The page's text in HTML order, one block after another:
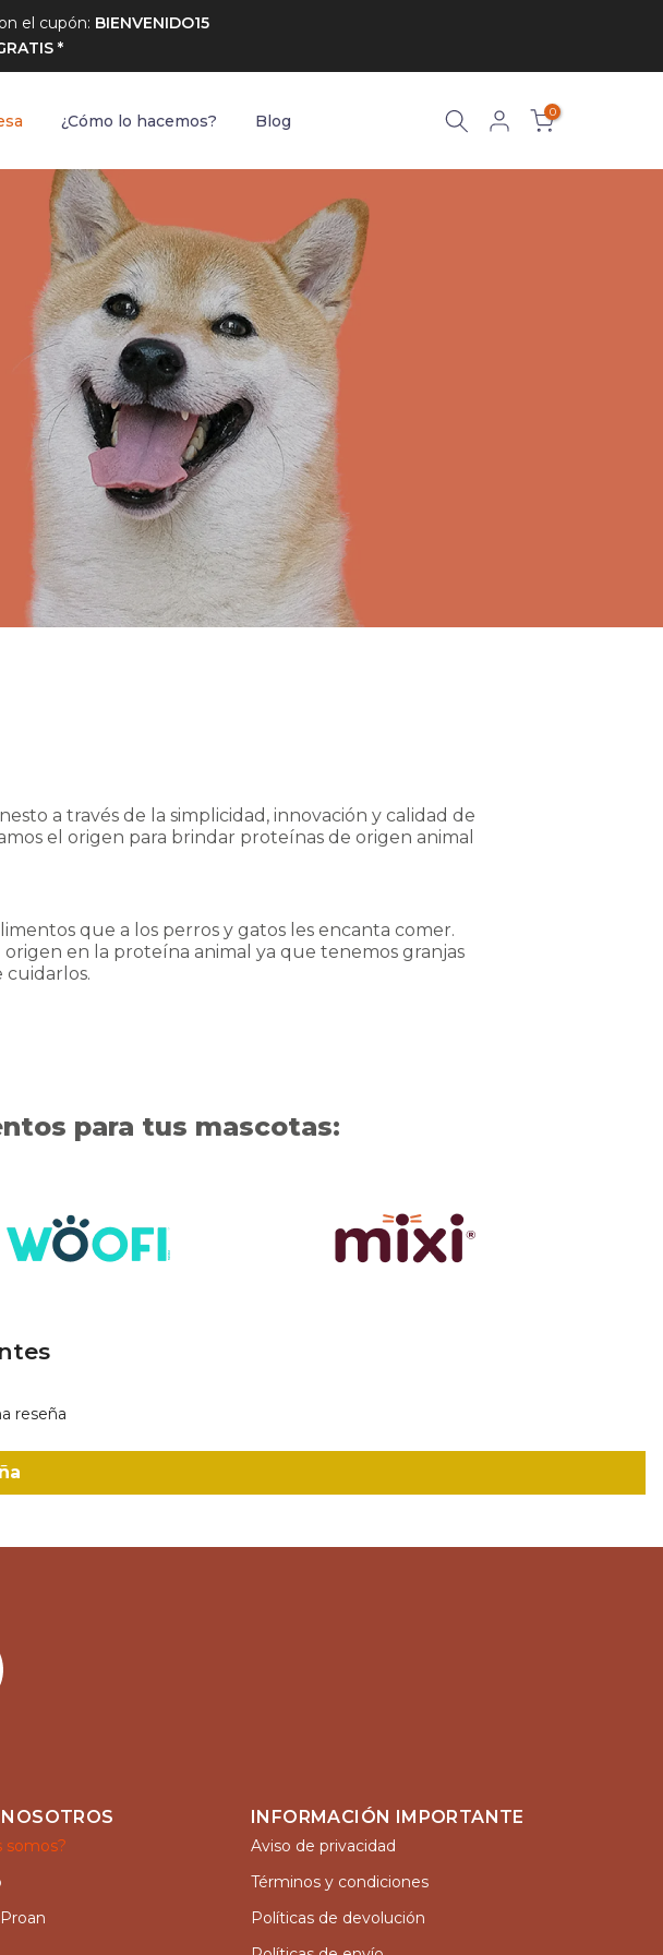
el cupón: BIENVENIDO15
*
¿Cómo lo hacemos? Blog 0
a través de la simplicidad, innovación y calidad de
el origen para brindar proteínas de origen animal
que a los perros y gatos les encanta comer.
origen en la proteína animal ya que tenemos granjas
cuidarlos.
para tus mascotas:
reseña
somos?
INFORMACIÓN IMPORTANTE
Aviso de privacidad
Términos y condiciones
Políticas de devolución